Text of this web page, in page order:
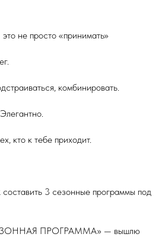
не просто «принимать»
комбинировать.
кто к тебе приходит.
3 сезонные программы под
ПРОГРАММА» — вышлю